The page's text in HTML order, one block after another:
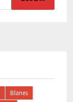
Blanes